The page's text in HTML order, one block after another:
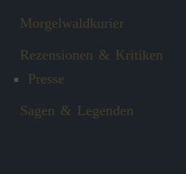
Morgelwaldkurier
Rezensionen & Kritiken
Presse
Sagen & Legenden